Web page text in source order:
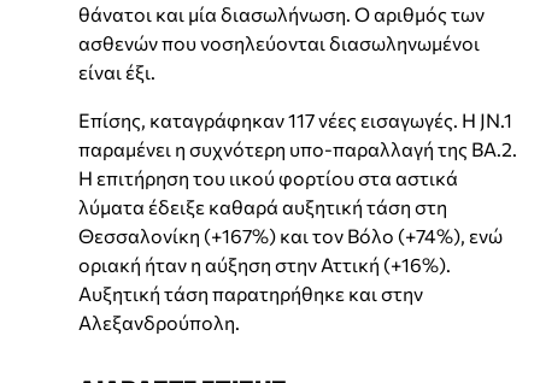
θάνατοι και μία διασωλήνωση. Ο αριθμός των
ασθενών που νοσηλεύονται διασωληνωμένοι
είναι έξι.
Επίσης, καταγράφηκαν 117 νέες εισαγωγές. Η JN.1
παραμένει η συχνότερη υπο-παραλλαγή της ΒΑ.2.
Η επιτήρηση του ιικού φορτίου στα αστικά
λύματα έδειξε καθαρά αυξητική τάση στη
Θεσσαλονίκη (+167%) και τον Βόλο (+74%), ενώ
οριακή ήταν η αύξηση στην Αττική (+16%).
Αυξητική τάση παρατηρήθηκε και στην
Αλεξανδρούπολη.